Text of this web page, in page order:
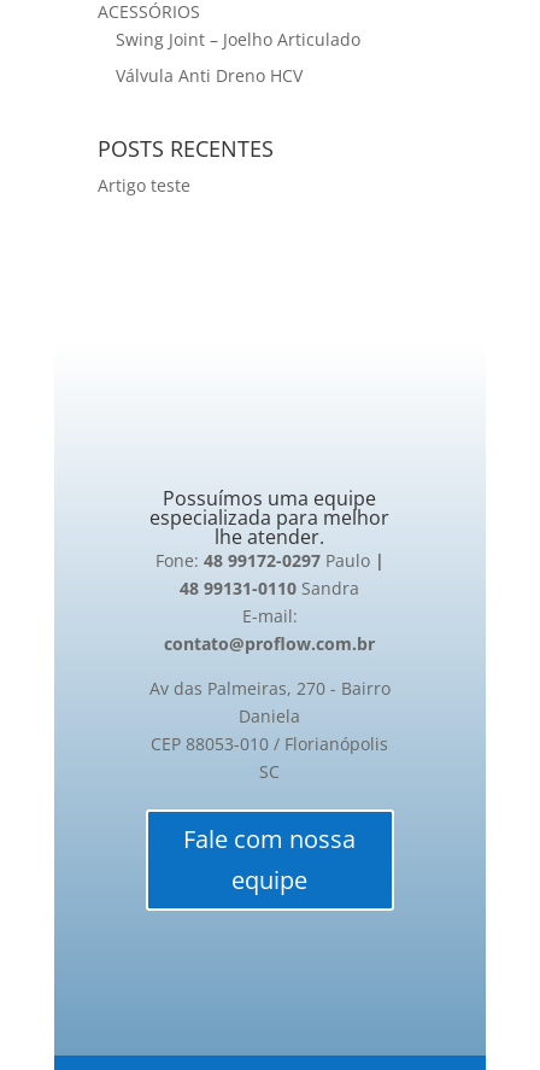
ACESSÓRIOS
Swing Joint – Joelho Articulado
Válvula Anti Dreno HCV
POSTS RECENTES
Artigo teste
Possuímos uma equipe
especializada para melhor
lhe atender.
Fone: 48 99172-0297 Paulo |
48 99131-0110 Sandra
E-mail:
contato@proflow.com.br
Av das Palmeiras, 270 - Bairro
Daniela
CEP 88053-010 / Florianópolis
SC
Fale com nossa
equipe